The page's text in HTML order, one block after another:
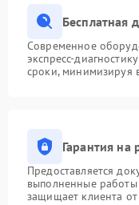
Бесплатная
Современное
экспресс-
сроки, минимизируя
Гарантия на
Предоставляется
выполненные работы
защищает клиента